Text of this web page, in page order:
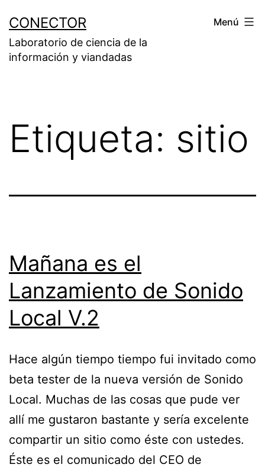
contenido
CONECTOR
Laboratorio de ciencia de la
información y viandadas
Menú
Etiqueta: sitio
Mañana es el
Lanzamiento de Sonido
Local V.2
Hace algún tiempo tiempo fui invitado como
beta tester de la nueva versión de Sonido
Local. Muchas de las cosas que pude ver
allí me gustaron bastante y sería excelente
compartir un sitio como éste con ustedes.
Éste es el comunicado del CEO de